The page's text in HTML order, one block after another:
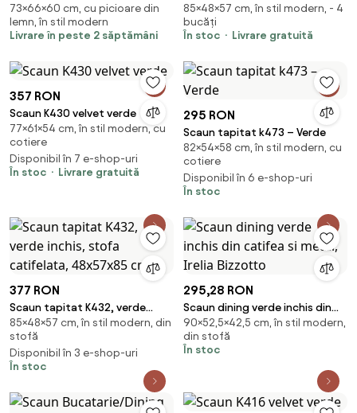
ALPAH B VELVET
73×66×60 cm, cu picioare din
lemn, în stil modern
Livrare în peste 2 săptămâni
85×48×57 cm, în stil modern, - 4
bucăți
În stoc
Livrare gratuită
357 RON
Scaun K430 velvet verde
77×61×54 cm, în stil modern, cu
cotiere
Disponibil în 7 e-shop-uri
În stoc
Livrare gratuită
295 RON
Scaun tapitat k473 – Verde
82×54×58 cm, în stil modern, cu
cotiere
Disponibil în 6 e-shop-uri
În stoc
377 RON
Scaun tapitat K432, verde
inchis, stofa catifelata,
48x57x85 cm
85×48×57 cm, în stil modern, din
stofă
Disponibil în 3 e-shop-uri
În stoc
295,28 RON
Scaun dining verde inchis din
catifea si metal, Irelia Bizzotto
90×52,5×42,5 cm, în stil modern,
din stofă
În stoc